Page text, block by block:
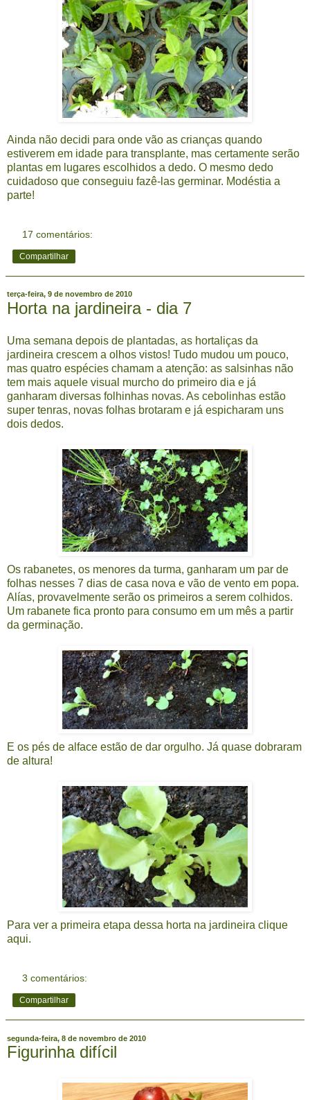
Ainda não decidi para onde vão as crianças quando
estiverem em idade para transplante, mas certamente serão
plantas em lugares escolhidos a dedo. O mesmo dedo
cuidadoso que conseguiu fazê-las germinar. Modéstia a
parte!
17 comentários:
Compartilhar
terça-feira, 9 de novembro de 2010
Horta na jardineira - dia 7
Uma semana depois de plantadas, as hortaliças da
jardineira crescem a olhos vistos! Tudo mudou um pouco,
mas quatro espécies chamam a atenção: as salsinhas não
tem mais aquele visual murcho do primeiro dia e já
ganharam diversas folhinhas novas. As cebolinhas estão
super tenras, novas folhas brotaram e já espicharam uns
dois dedos.
Os rabanetes, os menores da turma, ganharam um par de
folhas nesses 7 dias de casa nova e vão de vento em popa.
Alías, provavelmente serão os primeiros a serem colhidos.
Um rabanete fica pronto para consumo em um mês a partir
da germinação.
E os pés de alface estão de dar orgulho. Já quase dobraram
de altura!
Para ver a primeira etapa dessa horta na jardineira clique
aqui.
3 comentários:
Compartilhar
segunda-feira, 8 de novembro de 2010
Figurinha difícil